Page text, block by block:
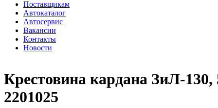
Поставщикам
Автокаталог
Автосервис
Вакансии
Контакты
Новости
Крестовина кардана ЗиЛ-
2201025